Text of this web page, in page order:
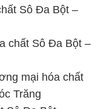
Sô Đa Bột –
chất Sô Đa Bột –
mại hóa chất
Trăng